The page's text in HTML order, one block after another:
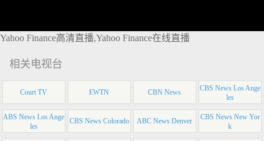
Yahoo Finance高清直播,Yahoo Finance在线直播
相关电视台
Court TV EWTN CBN News
CBS News Los Ange
les
ABS News Los Ange
les
CBS News Colorado ABC News Denver
CBS News New Yor
k